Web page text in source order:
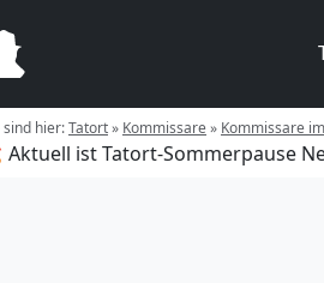
sind hier:Tatort» Kommissare» Kommissare
ist Tatort-Sommerpause